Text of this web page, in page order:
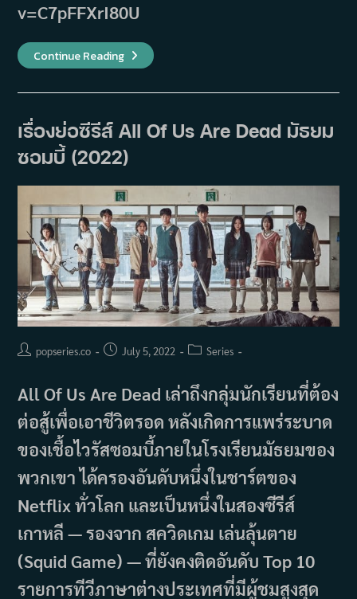
v=C7pFFXrI80U
Continue Readingเรื่อง
ย่อ
รีส์
Jegal
(2022)
เรื่องย่อซีรีส์ All Of Us Are Dead มัธยม
ซอมบี้ (2022)
Postpopseries.co
PostJuly 5, 2022
PostSeries
All Of Us Are Dead เล่าถึงกลุ่มนักเรียนที่ต้อง
ต่อสู้เพื่อเอาชีวิตรอด หลังเกิดการแพร่ระบาด
ของเชื้อไวรัสซอมบี้ภายในโรงเรียนมัธยมของ
พวกเขา ได้ครองอันดับหนึ่งในชาร์ตของ
Netflix ทั่วโลก และเป็นหนึ่งในสองซีรีส์
เกาหลี — รองจาก สควิดเกม เล่นลุ้นตาย
(Squid Game) — ที่ยังคงติดอันดับ Top 10
รายการทีวีภาษาต่างประเทศที่มีผู้ชมสูงสุด